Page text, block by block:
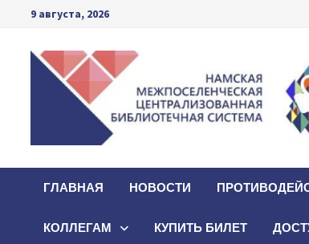
Перейти
содержимому
9 августа, 2026
ГЛАВНАЯ НОВОСТИ
КОЛЛЕГАМ КУПИТЬ БИЛЕТ